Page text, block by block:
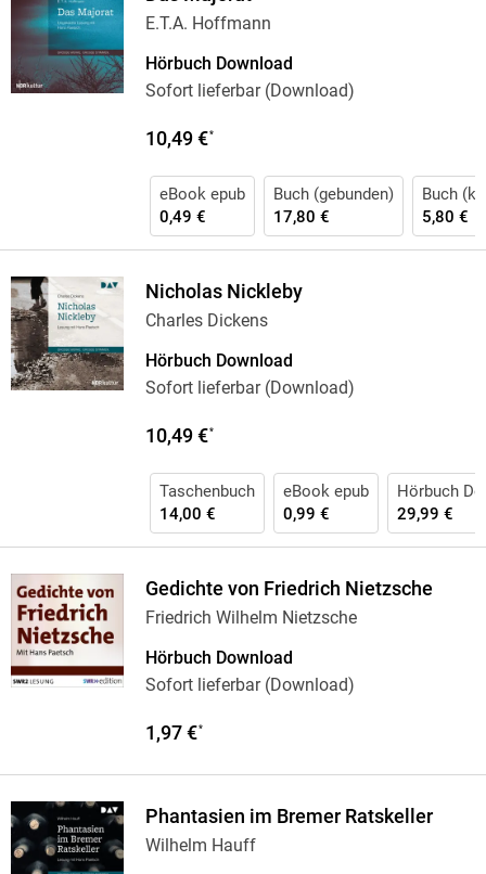
E.T.A. Hoffmann
Hörbuch Download
Sofort lieferbar (Download)
10,49 €*
eBook epub
0,49 €
Buch (gebunden)
17,80 €
Buch
5,80 €
Nicholas Nickleby
Charles Dickens
Hörbuch Download
Sofort lieferbar (Download)
10,49 €*
Taschenbuch
14,00 €
eBook epub
0,99 €
Hörbuch
29,99 €
Gedichte von Friedrich Nietzsche
Friedrich Wilhelm Nietzsche
Hörbuch Download
Sofort lieferbar (Download)
1,97 €*
Phantasien im Bremer Ratskeller
Wilhelm Hauff